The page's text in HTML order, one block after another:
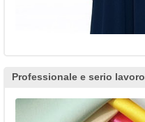
Professionale e serio lavoro